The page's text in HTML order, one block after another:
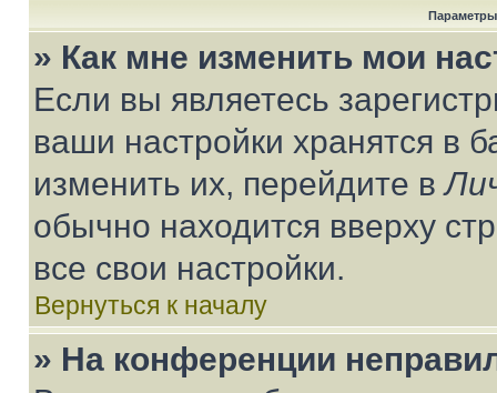
Параметры
» Как мне изменить мои
Если вы являетесь
ваши настройки хранятся в
изменить их, перейдите в
обычно находится вверху
все свои настройки.
Вернуться к началу
» На конференции